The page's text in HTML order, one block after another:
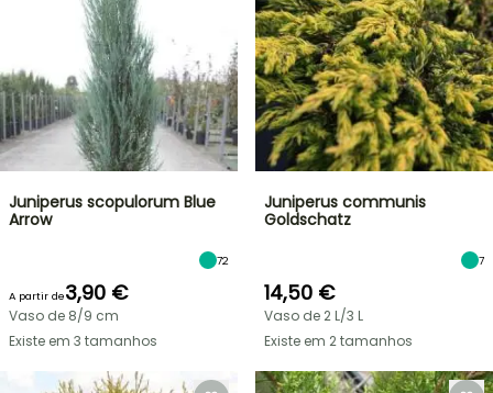
Juniperus scopulorum Blue
Arrow
72
A partir de3,90 €
Vaso de 8/9 cm
Existe em 3 tamanhos
Juniperus communis
Goldschatz
7
14,50 €
Vaso de 2 L/3 L
Existe em 2 tamanhos